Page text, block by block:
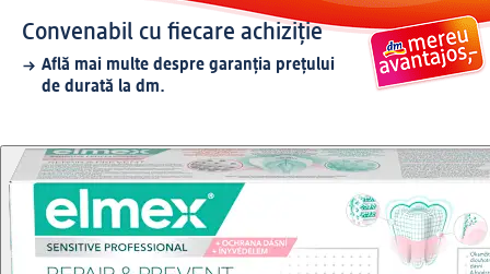
Convenabil cu fiecare achiziție
Află mai multe despre garanția prețului
de durată la dm.